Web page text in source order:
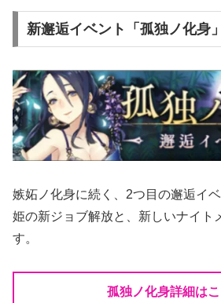
新邂逅イベント「孤独ノ化身
嫉妬ノ化身に続く、2つ目の邂逅イ
姫の新ジョブ解放と、新しいナイト
す。
孤独ノ化身詳細は